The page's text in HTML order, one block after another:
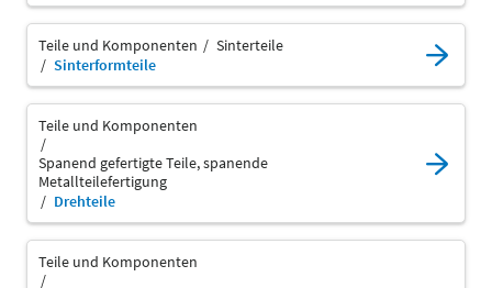
Teile und Komponenten
Sinterteile
Sinterformteile
Teile und Komponenten
Spanend gefertigte Teile, spanende
Metallteilefertigung
Drehteile
Teile und Komponenten